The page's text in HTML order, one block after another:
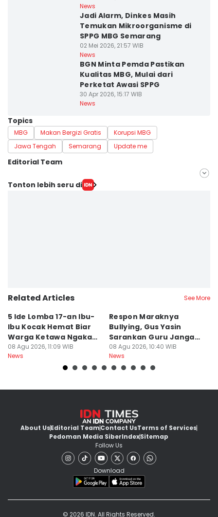
News
Jadi Alarm, Dinkes Masih
Temukan Mikroorganisme di
SPPG MBG Semarang
02 Mei 2026, 21:57 WIB
News
BGN Minta Pemda Pastikan
Kualitas MBG, Mulai dari
Perketat Awasi SPPG
30 Apr 2026, 15:17 WIB
News
Topics
MBG Makan Bergizi Gratis
Korupsi MBG
Jawa Tengah
Semarang Update me
Editorial Team
Editor
Tonton lebih seru di
Related Articles See More
5 Ide Lomba 17-an Ibu-
Ibu Kocak Hemat Biar
Warga Ketawa Ngakak
Pas Hari Kemerdekaan
08 Agu 2026, 11:09 WIB
News
Respon Maraknya
Bullying, Gus Yasin
Sarankan Guru Jangan
Bebani Siswa
08 Agu 2026, 10:40 WIB
News
About UsEditorial TeamContact UsTerms of Services
Pedoman Media SiberIndexSitemap
Follow Us
Download
© 2026 IDN. All Rights Reserved.